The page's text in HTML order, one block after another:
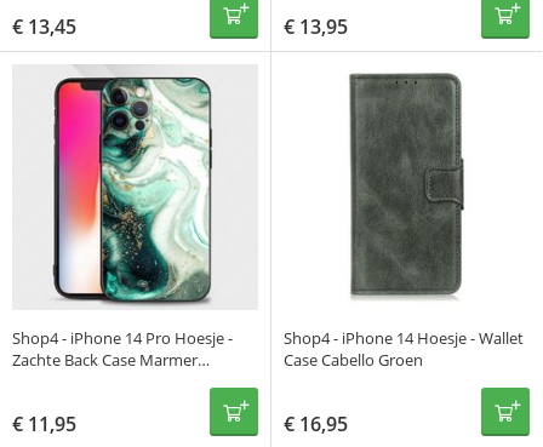
€ 13,45 € 13,95
Shop4 - iPhone 14 Pro Hoesje -
Zachte Back Case Marmer
€ 11,95
Shop4 - iPhone 14 Hoesje - Wallet
Case Cabello Groen
€ 16,95